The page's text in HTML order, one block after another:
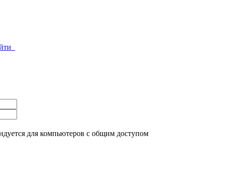
для компьютеров с общим доступом